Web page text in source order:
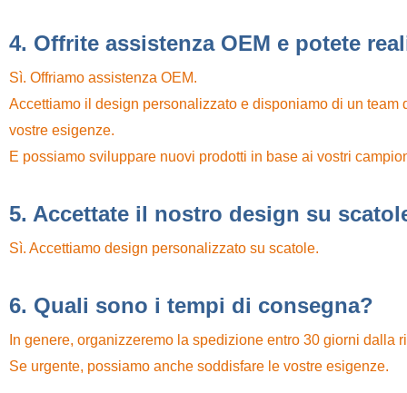
4. Offrite assistenza OEM e potete
Sì. Offriamo assistenza OEM.
Accettiamo il design personalizzato e disponiamo di un
vostre esigenze.
E possiamo sviluppare nuovi prodotti in base ai vostri
5. Accettate il nostro design su
Sì. Accettiamo design personalizzato su scatole.
6. Quali sono i tempi di consegna?
In genere, organizzeremo la spedizione entro 30 giorni dalla
Se urgente, possiamo anche soddisfare le vostre esigenze.